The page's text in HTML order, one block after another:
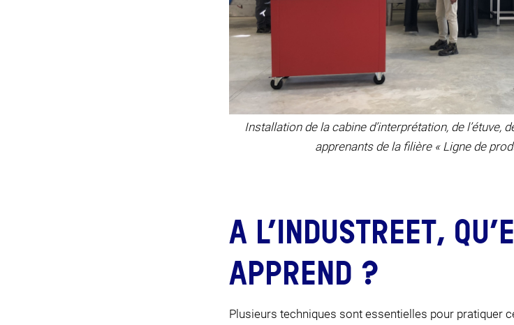
JE FAIS LE TEST
Installation de la cabine d’interprétation, de l’étuve,
apprenants de la filière « Ligne de
A L’INDUSTREET,
APPREND ?
Plusieurs techniques sont essentielles pour pratiquer